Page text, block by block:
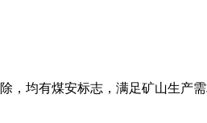
，均有煤安标志，满足矿山生产